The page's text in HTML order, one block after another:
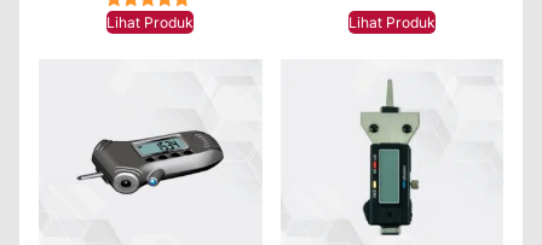
★★★★★
Lihat Produk Lihat Produk